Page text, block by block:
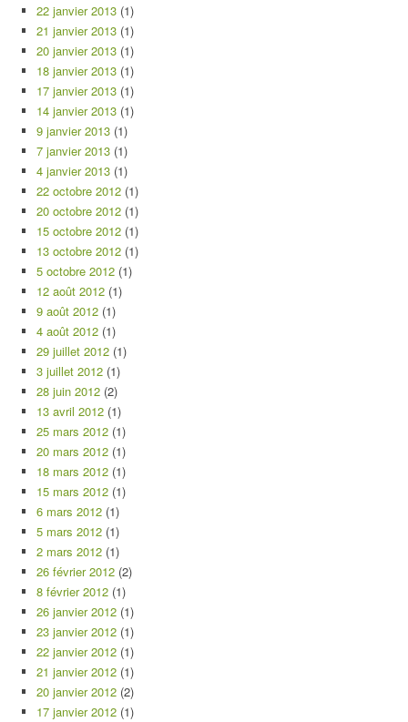
22 janvier 2013 (1)
21 janvier 2013 (1)
20 janvier 2013 (1)
18 janvier 2013 (1)
17 janvier 2013 (1)
14 janvier 2013 (1)
9 janvier 2013 (1)
7 janvier 2013 (1)
4 janvier 2013 (1)
22 octobre 2012 (1)
20 octobre 2012 (1)
15 octobre 2012 (1)
13 octobre 2012 (1)
5 octobre 2012 (1)
12 août 2012 (1)
9 août 2012 (1)
4 août 2012 (1)
29 juillet 2012 (1)
3 juillet 2012 (1)
28 juin 2012 (2)
13 avril 2012 (1)
25 mars 2012 (1)
20 mars 2012 (1)
18 mars 2012 (1)
15 mars 2012 (1)
6 mars 2012 (1)
5 mars 2012 (1)
2 mars 2012 (1)
26 février 2012 (2)
8 février 2012 (1)
26 janvier 2012 (1)
23 janvier 2012 (1)
22 janvier 2012 (1)
21 janvier 2012 (1)
20 janvier 2012 (2)
17 janvier 2012 (1)